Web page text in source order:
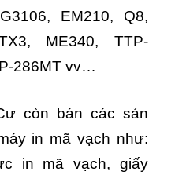
EM210, Q8,
ME340, TTP-
286MT vv…
còn bán các sản
in mã vạch như:
in mã vạch, giấy